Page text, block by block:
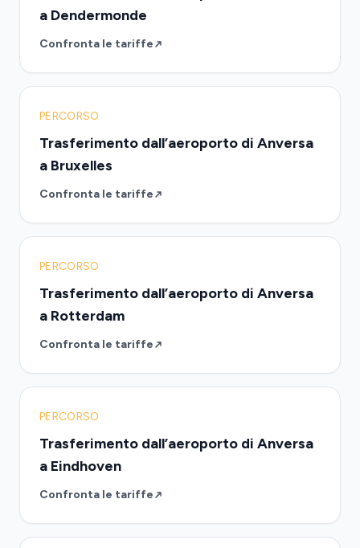
a Dendermonde
Confronta le tariffe
PERCORSO
Trasferimento dall’aeroporto di Anversa
a Bruxelles
Confronta le tariffe
PERCORSO
Trasferimento dall’aeroporto di Anversa
a Rotterdam
Confronta le tariffe
PERCORSO
Trasferimento dall’aeroporto di Anversa
a Eindhoven
Confronta le tariffe